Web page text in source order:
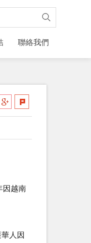
聯絡我們
因越南
人因